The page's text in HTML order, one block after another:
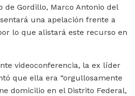
de Gordillo, Marco Antonio del
una apelación frente a
lo que alistará este recurso en
videoconferencia, la ex líder
que ella era “orgullosamente
domicilio en el Distrito Federal,